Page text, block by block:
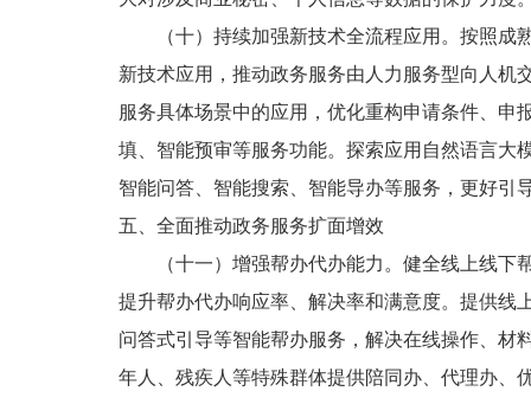
（十）持续加强新技术全流程应用。按照
新技术应用，推动政务服务由人力服务型向人机
服务具体场景中的应用，优化重构申请条件、申
填、智能预审等服务功能。探索应用自然语言大
智能问答、智能搜索、智能导办等服务，更好引
五、全面推动政务服务扩面增效
（十一）增强帮办代办能力。健全线上线
提升帮办代办响应率、解决率和满意度。提供线
问答式引导等智能帮办服务，解决在线操作、材
年人、残疾人等特殊群体提供陪同办、代理办、